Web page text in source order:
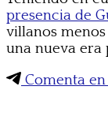
presencia de
villanos
una nueva era
Comenta